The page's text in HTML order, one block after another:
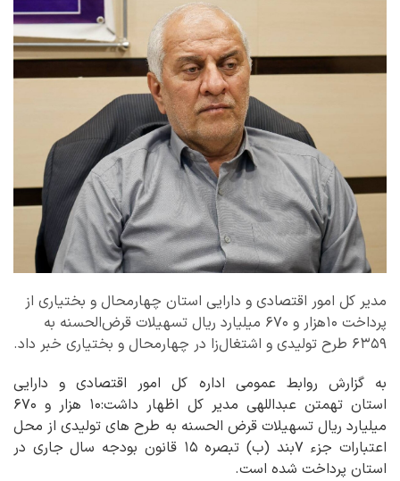
مدیر کل امور اقتصادی و دارایی استان چهارمحال و بختیاری از
پرداخت ۱۰هزار و ۶۷۰ میلیارد ریال تسهیلات قرض‌الحسنه به
۶۳۵۹ طرح تولیدی و اشتغال‌زا در چهارمحال و بختیاری خبر داد.
به گزارش روابط عمومی اداره کل امور اقتصادی و دارایی
استان تهمتن عبداللهی مدیر کل اظهار داشت:۱۰ هزار و ۶۷۰
میلیارد ریال تسهیلات قرض الحسنه به طرح های تولیدی از محل
اعتبارات جزء ۷بند (ب) تبصره ۱۵ قانون بودجه سال جاری در
استان پرداخت شده است.